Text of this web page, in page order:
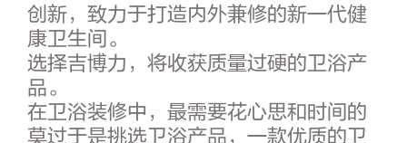
创新，致力于打造内外兼修的新一代健
康卫生间。
选择吉博力，将收获质量过硬的卫浴产
品。
在卫浴装修中，最需要花心思和时间的
莫过于是挑选卫浴产品，一款优质的卫